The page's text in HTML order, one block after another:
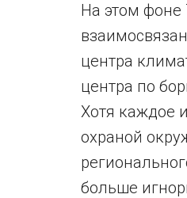
На этом фоне
центра
центра по
Хотя каждое
охраной
больше